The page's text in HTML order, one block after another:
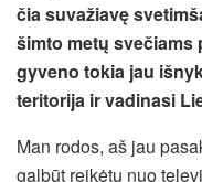
čia suvažiavę
šimto metų svečiams
gyveno tokia jau
teritorija ir vadinasi
Man rodos, aš jau
galbūt reikėtų nuo